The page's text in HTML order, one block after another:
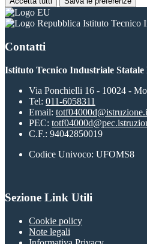
Istituto Tecnico
Contatti
Istituto Tecnico Industriale
Via Ponchielli 16 - 10024 -
Tel: 011-6058311
Email:
PEC:
C.F.: 94042850019
Codice Univoco: UFOMS8
Sezione Link Utili
Cookie policy
Note legali